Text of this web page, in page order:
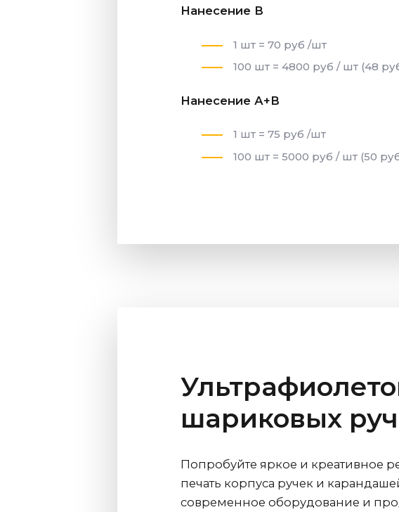
Нанесение В
1 шт = 70 руб /шт
100 шт = 4800 руб / шт (48
Нанесение А+В
1 шт = 75 руб /шт
100 шт = 5000 руб / шт (50
шариковых
Попробуйте яркое и креативное
печать корпуса ручек и
современное оборудование и